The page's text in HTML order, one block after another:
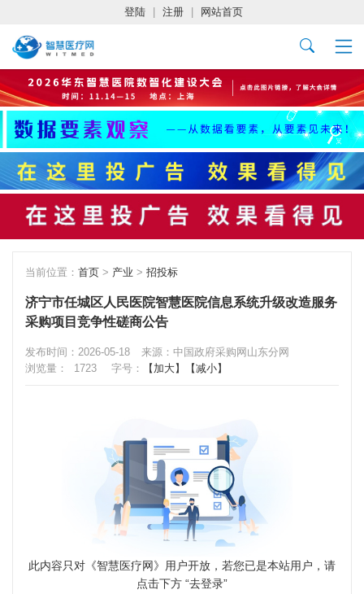
登陆 注册 网站首页
当前位置： 首页 > 产业 > 招投标
济宁市任城区人民医院智慧医院信息系统升级改造服务
采购项目竞争性磋商公告
发布时间：2026-05-18
来源：中国政府采购网山东分网
浏览量：
1723 字号： 【加大】 【减小】
此内容只对《智慧医疗网》用户开放，若您已是本站用户，请
点击下方 “去登录”